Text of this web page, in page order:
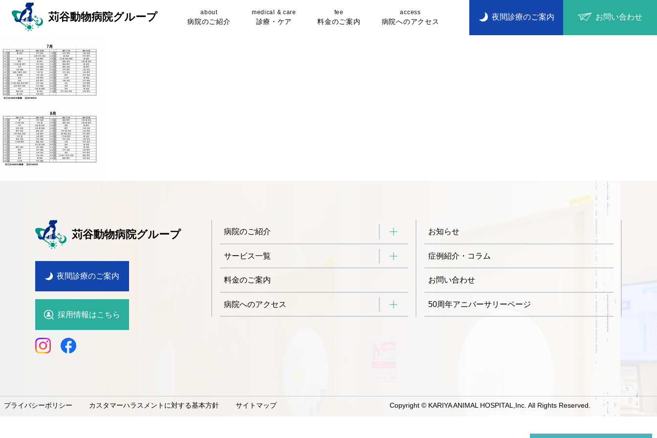
苅谷動物病院グループ about
病院のご紹介
medical & care
診療・ケア
fee
料金のご案内
access
病院へのアクセス
夜間診療のご案内 お問い合わせ
苅谷動物病院グループ
夜間診療のご案内
採用情報はこちら
病院のご紹介
サービス一覧
料金のご案内
病院へのアクセス
お知らせ
症例紹介・コラム
お問い合わせ
50周年アニバーサリーページ
プライバシーポリシー カスタマーハラスメントに対する基本方針 サイトマップ Copyright © KARIYA ANIMAL HOSPITAL,Inc. All Rights Reserved.